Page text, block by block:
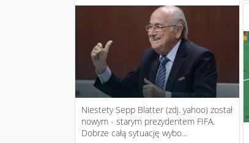
Niestety Sepp Blatter (zdj. yahoo) został
nowym - starym prezydentem FIFA.
Dobrze całą sytuację wybo...